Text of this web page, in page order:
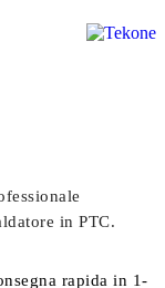
200°
in PTC.
rapida in 1-